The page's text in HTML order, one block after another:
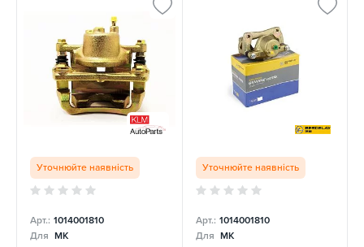
Уточнюйте наявність
Арт.: 1014001810
Для MK
Уточнюйте наявність
Арт.: 1014001810
Для MK